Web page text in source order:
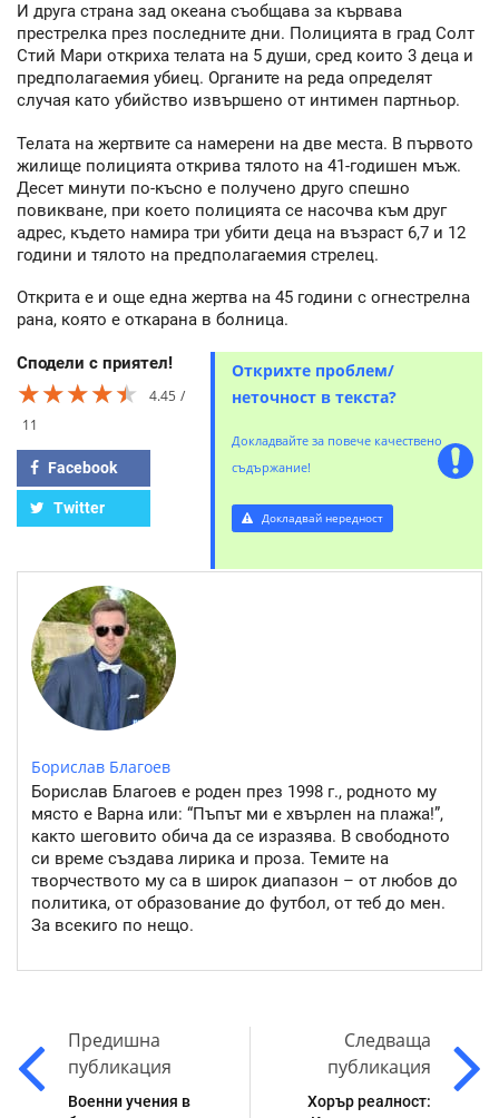
И друга страна зад океана съобщава за кървава
престрелка през последните дни. Полицията в град Солт
Стий Мари откриха телата на 5 души, сред които 3 деца и
предполагаемия убиец. Органите на реда определят
случая като убийство извършено от интимен партньор.
Телата на жертвите са намерени на две места. В първото
жилище полицията открива тялото на 41-годишен мъж.
Десет минути по-късно е получено друго спешно
повикване, при което полицията се насочва към друг
адрес, където намира три убити деца на възраст 6,7 и 12
години и тялото на предполагаемия стрелец.
Открита е и още една жертва на 45 години с огнестрелна
рана, която е откарана в болница.
Сподели с приятел!
★★★★★
★★★★★
★★★★★
4.45
11
Facebook
Twitter
Открихте проблем/
неточност в текста?
Докладвайте за повече качествено
съдържание!
Докладвай нередност
Борислав Благоев
Борислав Благоев е роден през 1998 г., родното му
място е Варна или: “Пъпът ми е хвърлен на плажа!”,
както шеговито обича да се изразява. В свободното
си време създава лирика и проза. Темите на
творчеството му са в широк диапазон – от любов до
политика, от образование до футбол, от теб до мен.
За всекиго по нещо.
Предишна
публикация
Военни учения в
Следваща
публикация
Хорър реалност: